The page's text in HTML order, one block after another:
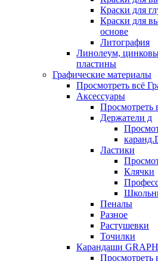
Краски для
Краски для
основе
Литография
Линолеум,
пластины
Графические материалы
Просмотреть всё
Аксессуары
Просмотреть
Держатели д
Ластики
Клячки
Пеналы
Разное
Растушевки
Точилки
Карандаши
Просмотреть